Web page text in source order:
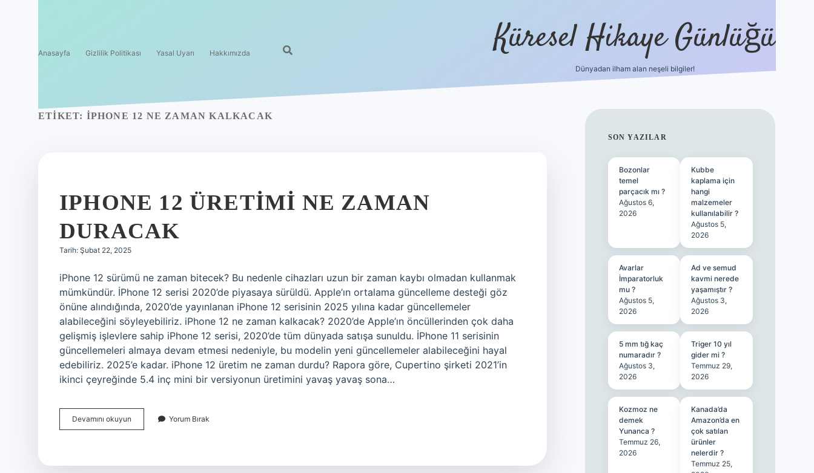
Anasayfa Gizlilik Politikası Yasal Uyarı Hakkımızda Küresel Hikaye Günlüğü
Dünyadan ilham alan neşeli bilgiler!
ETIKET: IPHONE 12 NE ZAMAN KALKACAK
IPHONE 12 ÜRETIMI NE ZAMAN
DURACAK
Tarih: Şubat 22, 2025
iPhone 12 sürümü ne zaman bitecek? Bu nedenle cihazları uzun bir zaman kaybı olmadan kullanmak
mümkündür. İPhone 12 serisi 2020’de piyasaya sürüldü. Apple’ın ortalama güncelleme desteği göz
önüne alındığında, 2020’de yayınlanan iPhone 12 serisinin 2025 yılına kadar güncellemeler
alabileceğini söyleyebiliriz. iPhone 12 ne zaman kalkacak? 2020’de Apple’ın öncüllerinden çok daha
gelişmiş işlevlere sahip iPhone 12 serisi, 2020’de tüm dünyada satışa sunuldu. İPhone 11 serisinin
güncellemeleri almaya devam etmesi nedeniyle, bu modelin yeni güncellemeler alabileceğini hayal
edebiliriz. 2025’e kadar. iPhone 12 üretim ne zaman durdu? Rapora göre, Cupertino şirketi 2021’in
ikinci çeyreğinde 5.4 inç mini bir versiyonun üretimini yavaş yavaş sona…
Devamını okuyun
12
Yorum Bırak
SIDEBAR
SON YAZILAR
Bozonlar
temel
parçacık mı ?
Ağustos 6,
2026
Kubbe
kaplama için
hangi
malzemeler
kullanılabilir ?
Ağustos 5,
2026
Avarlar
İmparatorluk
mu ?
Ağustos 5,
2026
Ad ve semud
kavmi nerede
yaşamıştır ?
Ağustos 3,
2026
5 mm tığ kaç
numaradır ?
Ağustos 3,
2026
Triger 10 yıl
gider mi ?
Temmuz 29,
2026
Kozmoz ne
demek
Yunanca ?
Temmuz 26,
2026
Kanada’da
Amazon’da en
çok satılan
ürünler
nelerdir ?
Temmuz 25,
betexper